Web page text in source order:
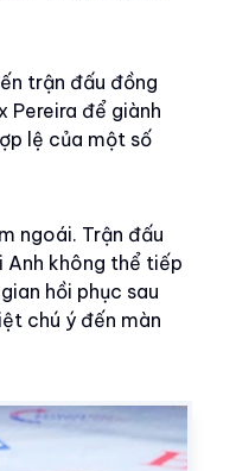
trận đấu đồng
Pereira để giành
lệ của một số
ngoái. Trận đấu
Anh không thể tiếp
hồi phục sau
chú ý đến màn